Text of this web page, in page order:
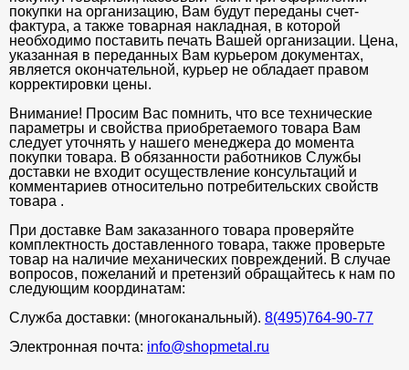
покупки на организацию, Вам будут переданы счет-
фактура, а также товарная накладная, в которой
необходимо поставить печать Вашей организации. Цена,
указанная в переданных Вам курьером документах,
является окончательной, курьер не обладает правом
корректировки цены.
Внимание! Просим Вас помнить, что все технические
параметры и свойства приобретаемого товара Вам
следует уточнять у нашего менеджера до момента
покупки товара. В обязанности работников Службы
доставки не входит осуществление консультаций и
комментариев относительно потребительских свойств
товара .
При доставке Вам заказанного товара проверяйте
комплектность доставленного товара, также проверьте
товар на наличие механических повреждений. В случае
вопросов, пожеланий и претензий обращайтесь к нам по
следующим координатам:
Служба доставки: (многоканальный). 8(495)764-90-77
Электронная почта: info@shopmetal.ru